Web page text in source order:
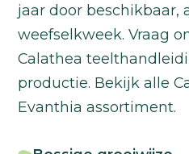
jaar door beschikbaar,
weefselkweek. Vraag
Calathea
productie. Bekijk alle
Evanthia assortiment.